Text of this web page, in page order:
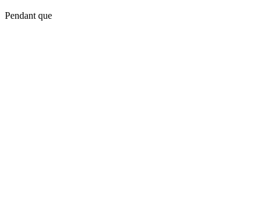
Pendant que